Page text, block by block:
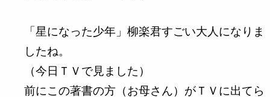
「星になった少年」柳楽君すごい大人になりま
したね。
（今日ＴＶで見ました）
前にこの著書の方（お母さん）がＴＶに出てら